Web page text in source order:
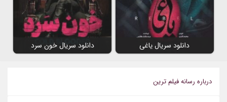
دانلود سریال یاغی دانلود سریال خون سرد
درباره رسانه فیلم ترین